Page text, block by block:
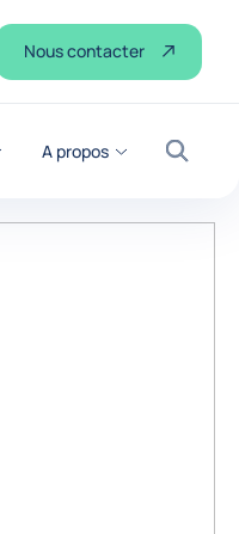
A propos
Nous contacter